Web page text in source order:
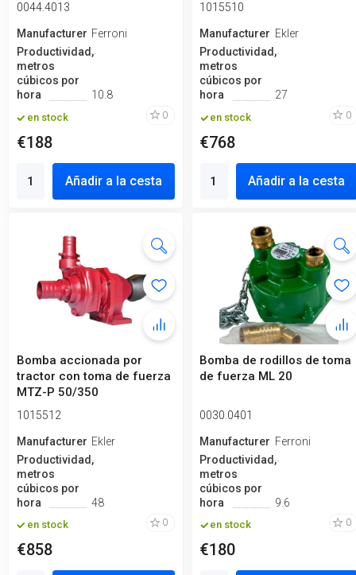
0044.4013
ManufactureroFerroni
Productividad,
metros
cúbicos por
hora
10.8
en stock 0
€188
Añadir a la cesta
1015510
ManufactureroEkler
Productividad,
metros
cúbicos por
hora
27
en stock 0
€768
Añadir a la cesta
Bomba accionada por
tractor con toma de fuerza
MTZ-P 50/350
1015512
ManufactureroEkler
Productividad,
metros
cúbicos por
hora
48
en stock 0
€858
Bomba de rodillos de toma
de fuerza ML 20
0030.0401
ManufactureroFerroni
Productividad,
metros
cúbicos por
hora
9.6
en stock 0
€180